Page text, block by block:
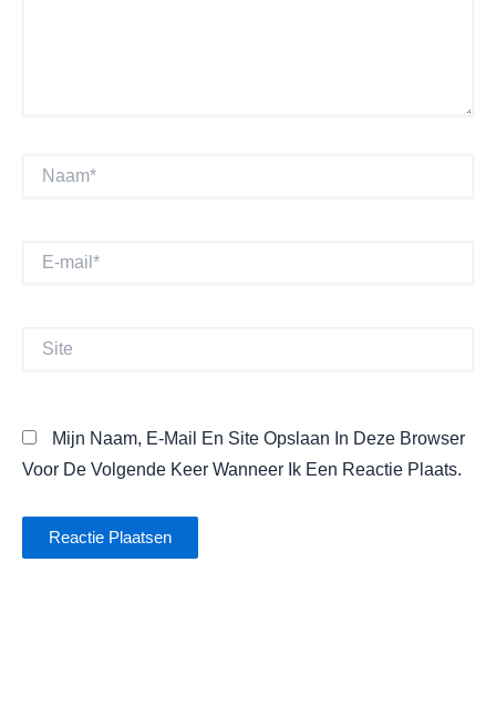
Naam*
Site
Mijn Naam, E-Mail En Site Opslaan In Deze Browser
Voor De Volgende Keer Wanneer Ik Een Reactie Plaats.